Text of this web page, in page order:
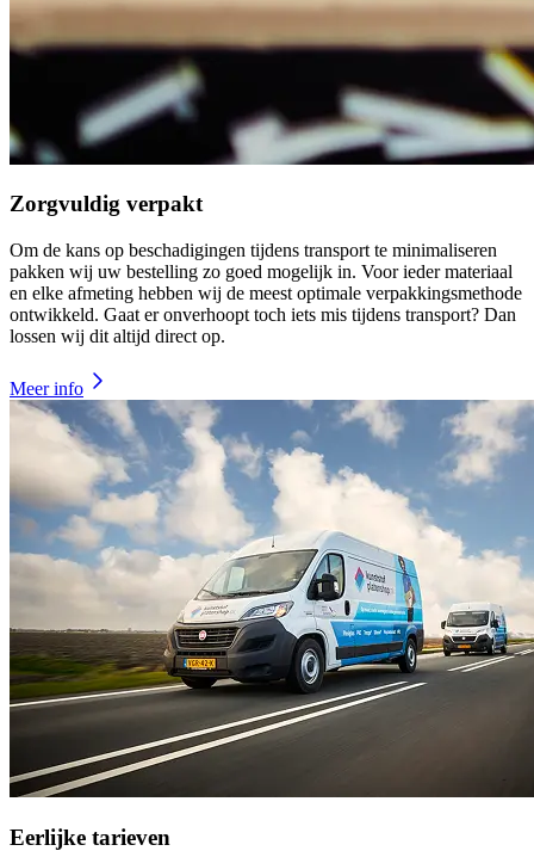
Zorgvuldig verpakt
Om de kans op beschadigingen tijdens transport te minimaliseren
pakken wij uw bestelling zo goed mogelijk in. Voor ieder materiaal
en elke afmeting hebben wij de meest optimale verpakkingsmethode
ontwikkeld. Gaat er onverhoopt toch iets mis tijdens transport? Dan
lossen wij dit altijd direct op.
Meer info
Eerlijke tarieven